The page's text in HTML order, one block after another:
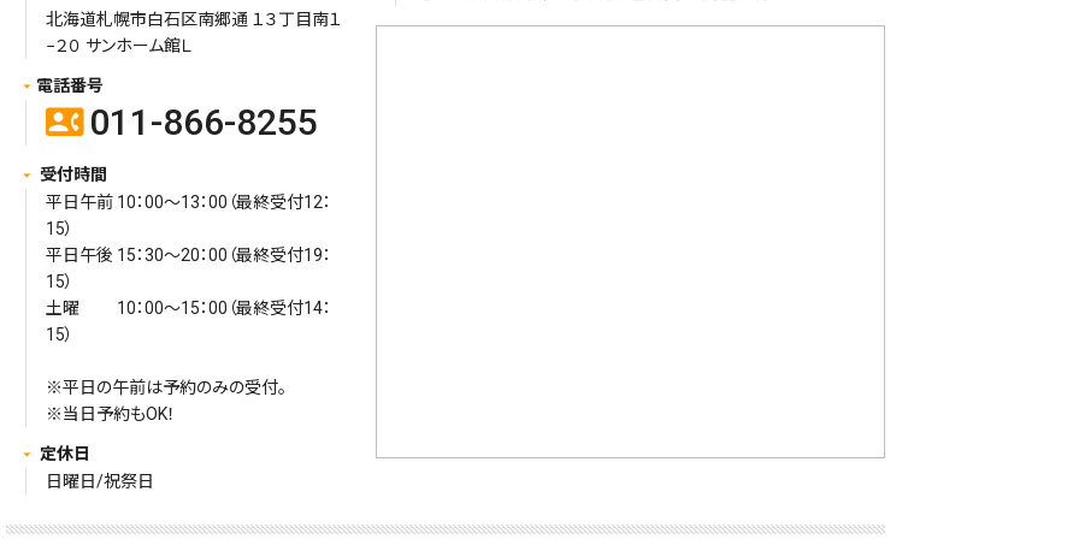
北海道札幌市白石区南郷通 １３丁目南１
−２０ サンホーム館Ｌ
電話番号
contact_phone011-866-8255
受付時間
平日午前 10：00～13：00（最終受付12：
15）
平日午後 15：30～20：00（最終受付19：
15）
土曜 10：00～15：00（最終受付14：
15）
※平日の午前は予約のみの受付。
※当日予約もOK！
定休日
日曜日/祝祭日